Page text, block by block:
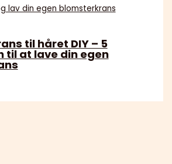
til håret DIY – 5
til at lave din egen